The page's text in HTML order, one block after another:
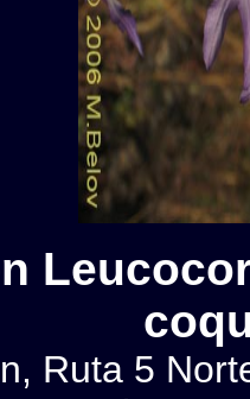
Ruta 5